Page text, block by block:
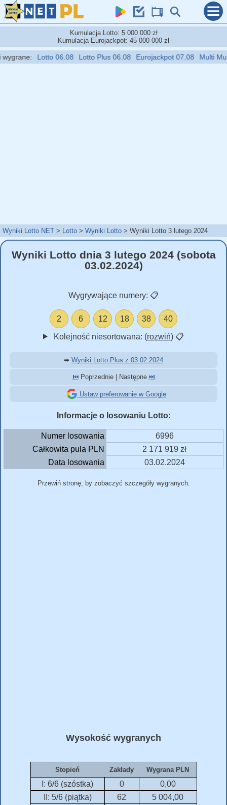
Kumulacja Lotto: 5 000 000 zł
Kumulacja Eurojackpot: 45 000 000 zł
Lotto 06.08 Lotto Plus 06.08 Eurojackpot 07.08 Multi Multi
Wyniki Lotto NET Lotto Wyniki Lotto Wyniki Lotto 3 lutego 2024
Wyniki Lotto dnia 3 lutego 2024 (sobota
03.02.2024)
Wygrywające numery: 📋
2 6 12 18 38 40
Kolejność niesortowana: (rozwiń) 📋
➡ Wyniki Lotto Plus z 03.02.2024
⏮️Poprzednie | Następne ⏭️
Ustaw preferowanie w Google
Informacje o losowaniu Lotto:
Numer losowania
6996
Całkowita pula PLN
2 171 919 zł
Data losowania
03.02.2024
Przewiń stronę, by zobaczyć szczegóły wygranych.
Wysokość wygranych
Stopień Zakłady Wygrana PLN
I: 6/6 (szóstka) 0
0,00
II: 5/6 (piątka)
62
5 004,00